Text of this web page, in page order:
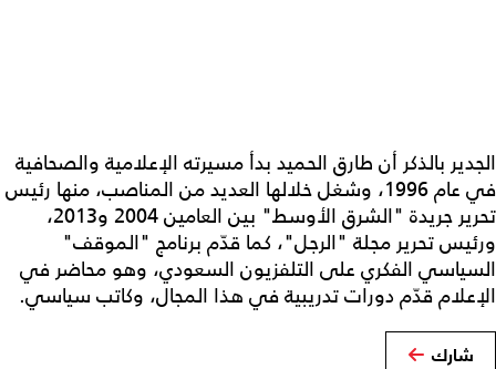
الجدير بالذكر أن طارق الحميد بدأ مسيرته الإعلامية والصحافية
في عام 1996، وشغل خلالها العديد من المناصب، منها رئيس
تحرير جريدة "الشرق الأوسط" بين العامين 2004 و2013،
ورئيس تحرير مجلة "الرجل"، كما قدّم برنامج "الموقف"
السياسي الفكري على التلفزيون السعودي، وهو محاضر في
الإعلام قدّم دورات تدريبية في هذا المجال، وكاتب سياسي.
شارك